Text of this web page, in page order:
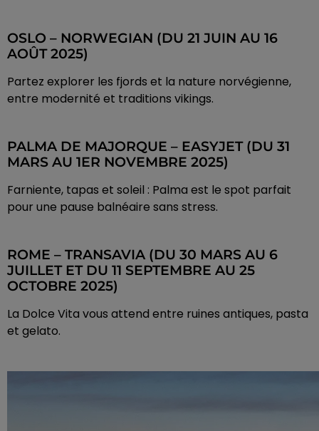
OSLO – NORWEGIAN (DU 21 JUIN AU 16
AOÛT 2025)
Partez explorer les fjords et la nature norvégienne,
entre modernité et traditions vikings.
PALMA DE MAJORQUE – EASYJET (DU 31
MARS AU 1ER NOVEMBRE 2025)
Farniente, tapas et soleil : Palma est le spot parfait
pour une pause balnéaire sans stress.
ROME – TRANSAVIA (DU 30 MARS AU 6
JUILLET ET DU 11 SEPTEMBRE AU 25
OCTOBRE 2025)
La Dolce Vita vous attend entre ruines antiques, pasta
et gelato.